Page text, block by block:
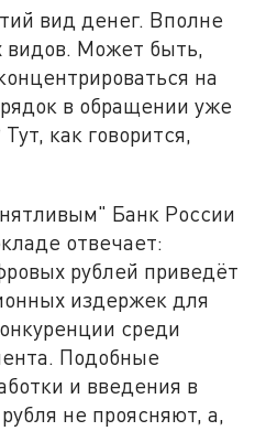
вид денег. Вполне
видов. Может быть,
на
в обращении уже
как говорится,
Банк России
отвечает:
рублей приведёт
издержек для
среди
Подобные
и введения в
не проясняют, а,